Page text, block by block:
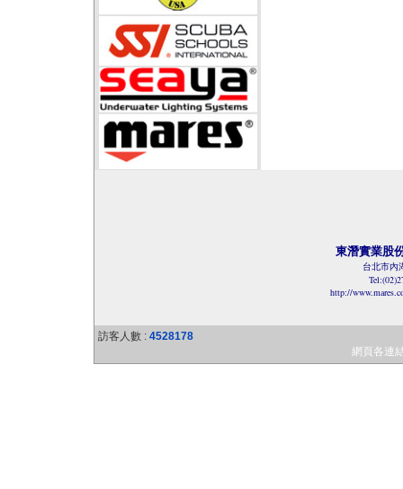
東潛實業股
台北市內
http://
訪客人數 : 4528178
網頁各連